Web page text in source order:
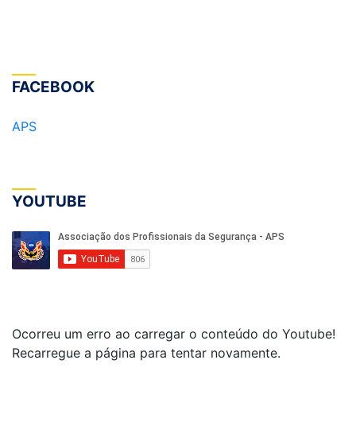
FACEBOOK
APS
YOUTUBE
Ocorreu um erro ao carregar o conteúdo do Youtube!
Recarregue a página para tentar novamente.